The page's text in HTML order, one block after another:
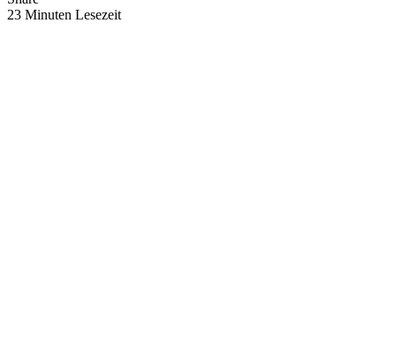
23 Minuten Lesezeit